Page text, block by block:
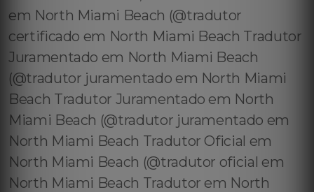
em North Miami Beach (@tradutor
certificado em North Miami Beach Tradutor
Juramentado em North Miami Beach
(@tradutor juramentado em North Miami
Beach Tradutor Juramentado em North
Miami Beach (@tradutor juramentado em
North Miami Beach Tradutor Oficial em
North Miami Beach (@tradutor oficial em
North Miami Beach Tradutor em North